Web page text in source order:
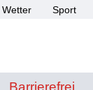
Wetter Sport
Barrierefrei
Barrierefrei